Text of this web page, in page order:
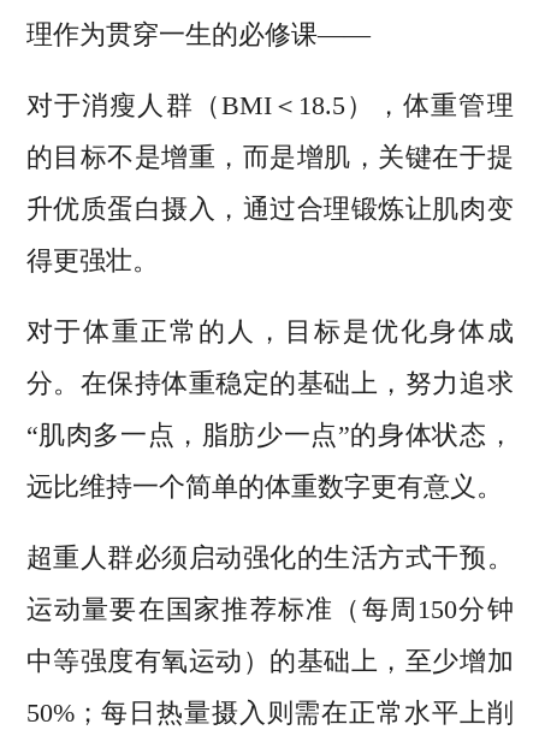
理作为贯穿一生的必修课——
对于消瘦人群（BMI＜18.5），体重管理
的目标不是增重，而是增肌，关键在于提
升优质蛋白摄入，通过合理锻炼让肌肉变
得更强壮。
对于体重正常的人，目标是优化身体成
分。在保持体重稳定的基础上，努力追求
“肌肉多一点，脂肪少一点”的身体状态，
远比维持一个简单的体重数字更有意义。
超重人群必须启动强化的生活方式干预。
运动量要在国家推荐标准（每周150分钟
中等强度有氧运动）的基础上，至少增加
50%；每日热量摄入则需在正常水平上削